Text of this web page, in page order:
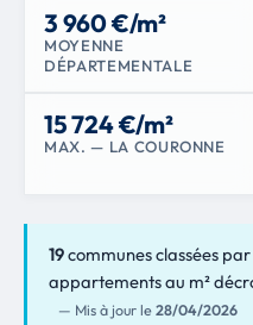
3 960 €/m²
MOYENNE
DÉPARTEMENTALE
15 724 €/m²
MAX. — LA COURONNE
19communes classées
appartements au m²
— Mis à jour le 28/04/2026